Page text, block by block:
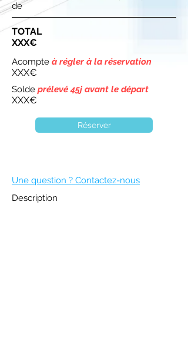
de
TOTAL
XXX€
Acompte à régler à la réservation
XXX€
Solde prélevé 45j avant le départ
XXX€
Réserver
Une question ? Contactez-nous
Description